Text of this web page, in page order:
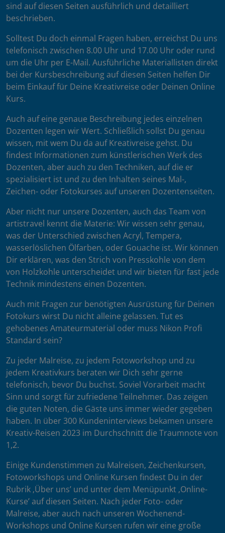
sind auf diesen Seiten ausführlich und detailliert
beschrieben.
Solltest Du doch einmal Fragen haben, erreichst Du uns
telefonisch zwischen 8.00 Uhr und 17.00 Uhr oder rund
um die Uhr per E-Mail. Ausführliche Materiallisten direkt
bei der Kursbeschreibung auf diesen Seiten helfen Dir
beim Einkauf für Deine Kreativreise oder Deinen Online
Kurs.
Auch auf eine genaue Beschreibung jedes einzelnen
Dozenten legen wir Wert. Schließlich sollst Du genau
wissen, mit wem Du da auf Kreativreise gehst. Du
findest Informationen zum künstlerischen Werk des
Dozenten, aber auch zu den Techniken, auf die er
spezialisiert ist und zu den Inhalten seines Mal-,
Zeichen- oder Fotokurses auf unseren Dozentenseiten.
Aber nicht nur unsere Dozenten, auch das Team von
artistravel kennt die Materie: Wir wissen sehr genau,
was der Unterschied zwischen Acryl, Tempera,
wasserlöslichen Ölfarben, oder Gouache ist. Wir können
Dir erklären, was den Strich von Presskohle von dem
von Holzkohle unterscheidet und wir bieten für fast jede
Technik mindestens einen Dozenten.
Auch mit Fragen zur benötigten Ausrüstung für Deinen
Fotokurs wirst Du nicht alleine gelassen. Tut es
gehobenes Amateurmaterial oder muss Nikon Profi
Standard sein?
Zu jeder Malreise, zu jedem Fotoworkshop und zu
jedem Kreativkurs beraten wir Dich sehr gerne
telefonisch, bevor Du buchst. Soviel Vorarbeit macht
Sinn und sorgt für zufriedene Teilnehmer. Das zeigen
die guten Noten, die Gäste uns immer wieder gegeben
haben. In über 300 Kundeninterviews bekamen unsere
Kreativ-Reisen 2023 im Durchschnitt die Traumnote von
1,2.
Einige Kundenstimmen zu Malreisen, Zeichenkursen,
Fotoworkshops und Online Kursen findest Du in der
Rubrik ‚Über uns’ und unter dem Menüpunkt ‚Online-
Kurse’ auf diesen Seiten. Nach jeder Foto- oder
Malreise, aber auch nach unseren Wochenend-
Workshops und Online Kursen rufen wir eine große